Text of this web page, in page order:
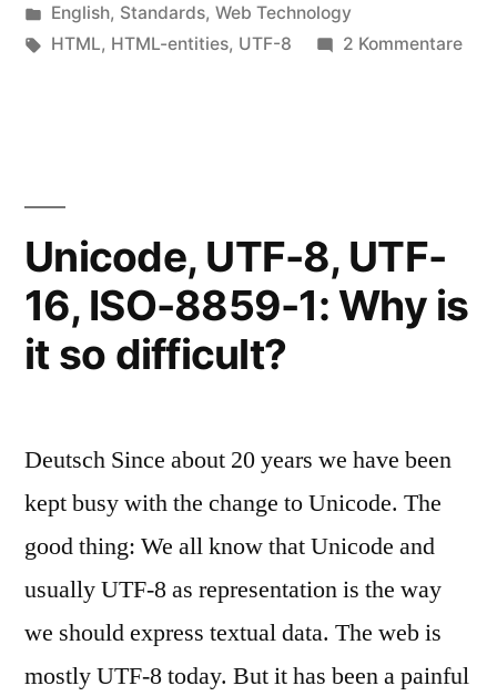
von
Veröffentlicht
unter
English, Standards, Web Technology
Schlagwörter:
HTML, HTML-entities, UTF-8 2 Kommentarezu
Unicode, UTF-8, UTF-
16, ISO-8859-1: Why is
it so difficult?
Deutsch Since about 20 years we have been
kept busy with the change to Unicode. The
good thing: We all know that Unicode and
usually UTF-8 as representation is the way
we should express textual data. The web is
mostly UTF-8 today. But it has been a painful